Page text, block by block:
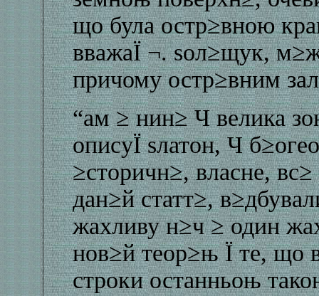
що була остр≥вною
вважаЇ ¬. ѕол≥щук,
причому остр≥вним
“ам ≥ нин≥ Ч велика
описуЇ ѕлатон, Ч
≥сторичн≥, власне,
дан≥й статт≥,
жахливу н≥ч ≥ один
нов≥й теор≥њ Ї те, що
строки останньоњ